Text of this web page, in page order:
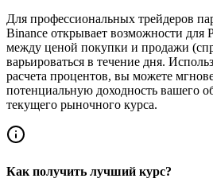
Для профессиональных трейдеров
Binance открывает возможности для
между ценой покупки и продажи
варьироваться в течение дня.
расчета процентов, вы можете
потенциальную доходность вашего
текущего рыночного курса.
Как получить лучший курс?